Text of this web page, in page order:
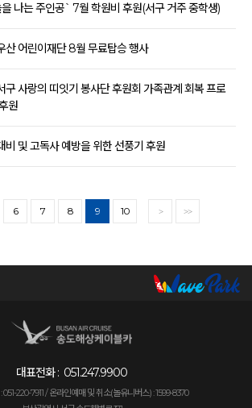
나는 주인공` 7월 학원비 후원(서구 거주 중학생)
산 어린이재단 8월 무료탑승 행사
구 사랑의 띠잇기 봉사단 후원회 가족관계 회복 프로
원
비 및 고독사 예방을 위한 선풍기 후원
6 7 8 9 10 > >>
대표전화 : 051.247.9900
220-7911 / 온라인예매 및 취소(놀유니버스) : 1599-8370